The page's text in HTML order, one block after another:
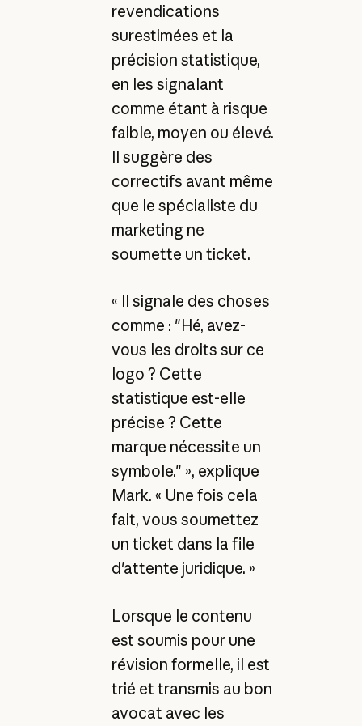
revendications
surestimées et la
précision statistique,
en les signalant
comme étant à risque
faible, moyen ou élevé.
Il suggère des
correctifs avant même
que le spécialiste du
marketing ne
soumette un ticket.
« Il signale des choses
comme : "Hé, avez-
vous les droits sur ce
logo ? Cette
statistique est-elle
précise ? Cette
marque nécessite un
symbole." », explique
Mark. « Une fois cela
fait, vous soumettez
un ticket dans la file
d'attente juridique. »
Lorsque le contenu
est soumis pour une
révision formelle, il est
trié et transmis au bon
avocat avec les